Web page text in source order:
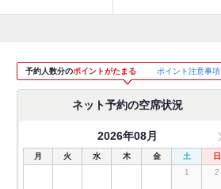
予約人数分のポイントがたまる ポイント注意事項
ネット予約の空席状況
2026年08月
月 火 水 木 金 土
日
1
2